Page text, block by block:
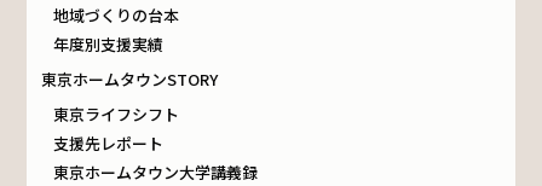
地域づくりの台本
年度別支援実績
東京ホームタウンSTORY
東京ライフシフト
支援先レポート
東京ホームタウン大学講義録